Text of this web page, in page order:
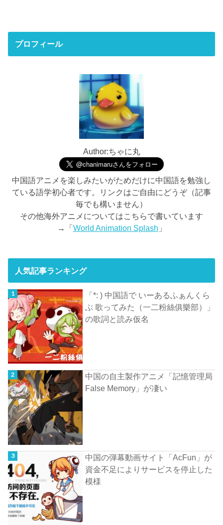
プロフィール
Author:ちゃに丸
中国語アニメを楽しみたいがためだけに中国語を勉強し
ている語学初心者です。リンクはご自由にどうぞ（記事
毎でも構いません）
その他海外アニメについてはこちらで書いています
→「World Animation Splash 」
人気記事ランキング
「*: ) 中国語で いーあるふぁんくら
ぶ 歌ってみた（一二粉絲俱樂部）」
の歌詞と読み仮名
中国の自主製作アニメ「記憶管理局
False Memory」が凄い
中国の弾幕動画サイト「AcFun」が
資金不足によりサービスを停止した
模様